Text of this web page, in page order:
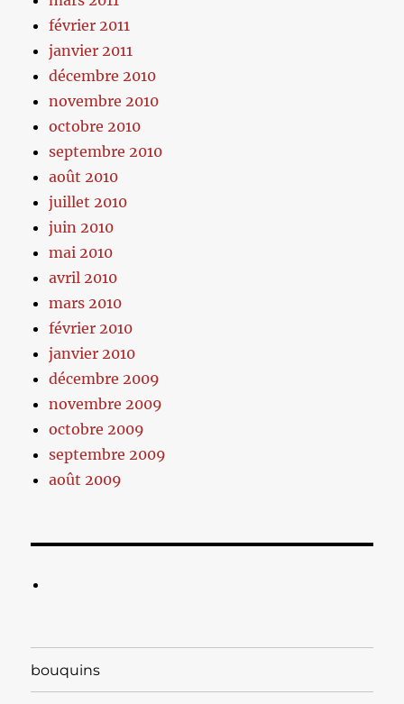
février 2011
janvier 2011
décembre 2010
novembre 2010
octobre 2010
septembre 2010
août 2010
juillet 2010
juin 2010
mai 2010
avril 2010
mars 2010
février 2010
janvier 2010
décembre 2009
novembre 2009
octobre 2009
septembre 2009
août 2009
bouquins